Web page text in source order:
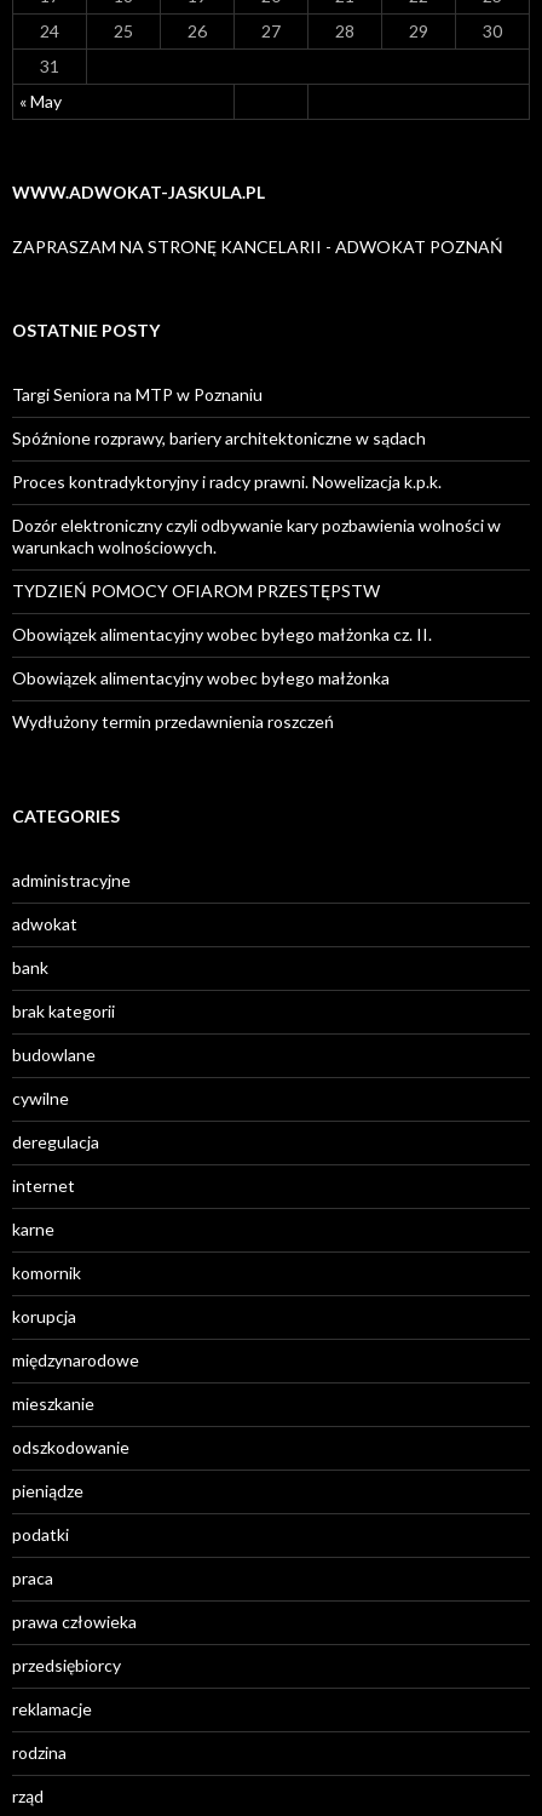
« May
24
25 26 27 28 29
30
31
WWW.ADWOKAT-JASKULA.PL
ZAPRASZAM NA STRONĘ KANCELARII - ADWOKAT POZNAŃ
OSTATNIE POSTY
Targi Seniora na MTP w Poznaniu
Spóźnione rozprawy, bariery architektoniczne w sądach
Proces kontradyktoryjny i radcy prawni. Nowelizacja k.p.k.
Dozór elektroniczny czyli odbywanie kary pozbawienia wolności w
warunkach wolnościowych.
TYDZIEŃ POMOCY OFIAROM PRZESTĘPSTW
Obowiązek alimentacyjny wobec byłego małżonka cz. II.
Obowiązek alimentacyjny wobec byłego małżonka
Wydłużony termin przedawnienia roszczeń
CATEGORIES
administracyjne
adwokat
bank
brak kategorii
budowlane
cywilne
deregulacja
internet
karne
komornik
korupcja
międzynarodowe
mieszkanie
odszkodowanie
pieniądze
podatki
praca
prawa człowieka
przedsiębiorcy
reklamacje
rodzina
rząd